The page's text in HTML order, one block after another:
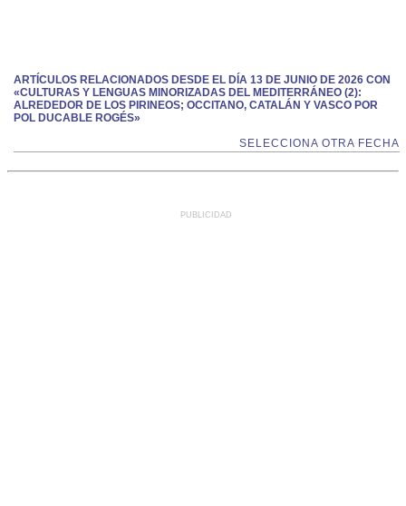
ARTÍCULOS RELACIONADOS DESDE EL DÍA 13 DE JUNIO DE 2026 CON
«CULTURAS Y LENGUAS MINORIZADAS DEL MEDITERRÁNEO (2):
ALREDEDOR DE LOS PIRINEOS; OCCITANO, CATALÁN Y VASCO POR
POL DUCABLE ROGÉS»
SELECCIONA OTRA FECHA
PUBLICIDAD